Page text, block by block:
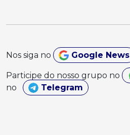
Nos siga no Google News
Participe do nosso grupo no
no
Telegram